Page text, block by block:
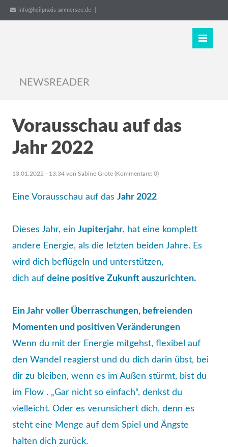
info@heilpraxis-ammersee.de
Beratung
Begleitung
Shine_Your_Light_Coaching
Astro-
Dein
Publikationen
Kundenstimmen
Blog/Termine
Blog
Blog-
NEWSREADER
Vorausschau auf das
Jahr 2022
13.01.2022 - 13:34 von Sabine Grote (Kommentare: 0)
Eine Vorausschau auf dasJahr 2022
Dieses Jahr, einJupiterjahr, hat eine komplett
andere Energie, als die letzten beiden Jahre. Es
wird dich beflügeln und unterstützen,
dich aufdeine positive Zukunft auszurichten.
Ein Jahr voller Überraschungen, befreienden
Momenten und positiven Veränderungen
Wenn du mit der Energie mitgehst, flexibel auf
den Wandel reagierst und du dich darin übst, bei
dir zu bleiben, wenn es im Außen stürmt, bist du
im Flow . „Gar nicht so einfach“, denkst du
vielleicht. Oder es verunsichert dich, denn es
steht eine Menge auf dem Spiel und Ängste
halten dich zurück.